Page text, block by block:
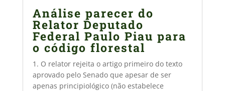
Análise parecer do
Relator Deputado
Federal Paulo Piau para
o código florestal
1. O relator rejeita o artigo primeiro do texto
aprovado pelo Senado que apesar de ser
apenas principiológico (não estabelece